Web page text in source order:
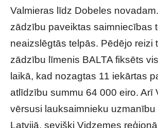
Valmieras līdz Dobeles
zādzību paveiktas saimniecības
neaizslēgtās telpās. Pēdējo reizi
zādzību līmenis BALTA fiksēts
laikā, kad nozagtas 11 iekārtas
atlīdzību summu 64 000 eiro. Arī
vērsusi lauksaimnieku uzmanību
Latvijā, sevišķi Vidzemes